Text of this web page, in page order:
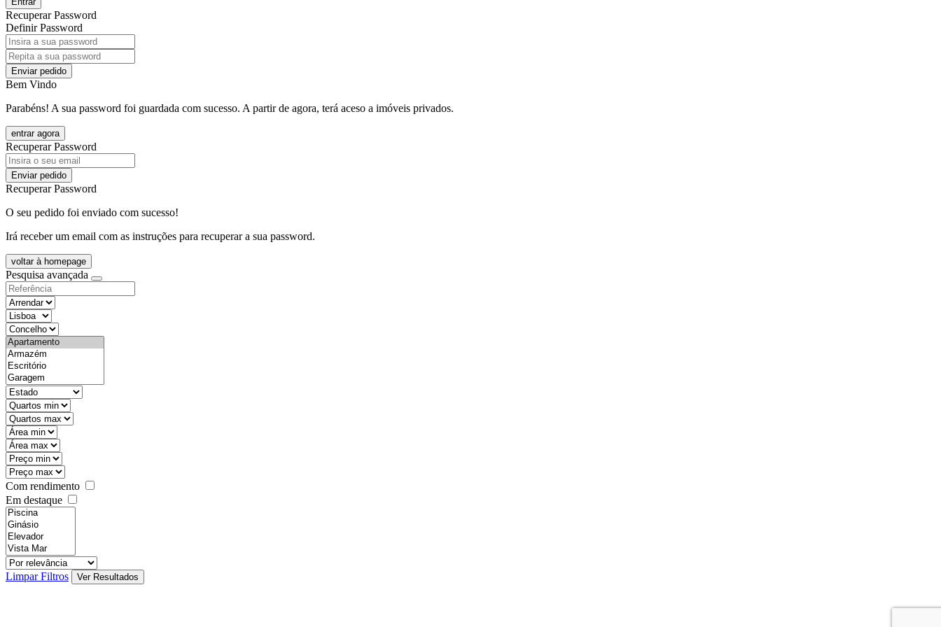
Recuperar Password
Definir Password
Enviar pedido
Bem Vindo
Parabéns! A sua password foi guardada com sucesso. A partir de agora, terá aceso a imóveis privados.
entrar agora
Recuperar Password
Enviar pedido
Recuperar Password
O seu pedido foi enviado com sucesso!
Irá receber um email com as instruções para recuperar a sua password.
voltar à homepage
Pesquisa avançada
objective
districtId
countyId
types
state
mintypo
maxtypo
minarea
maxarea
minprice
maxprice
Com rendimento
Em destaque
features
realestateOrder
Limpar Filtros
Ver Resultados